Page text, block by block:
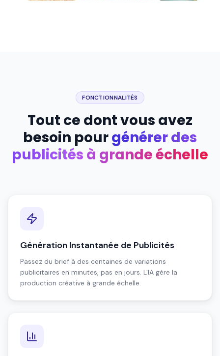
FONCTIONNALITÉS
Tout ce dont vous avez
besoin pourgénérer des
publicités à grande échelle
Génération Instantanée de Publicités
Passez du brief à des centaines de variations
publicitaires en minutes, pas en jours. L'IA gère la
production créative à grande échelle.